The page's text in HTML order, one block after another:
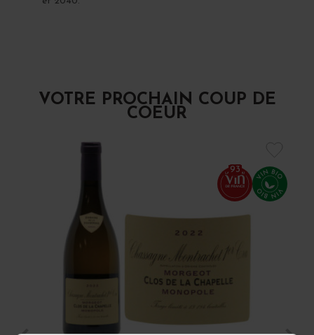
VOTRE PROCHAIN COUP DE
COEUR
93